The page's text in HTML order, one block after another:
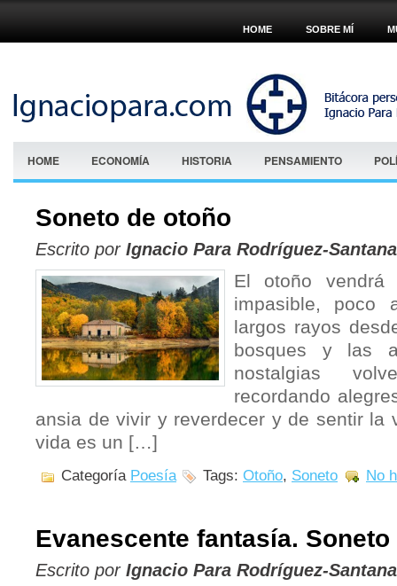
HOME SOBRE MÍ
HOME ECONOMÍA HISTORIA PENSAMIENTO
Soneto de otoño
Escrito por Ignacio Para Rodríguez-Santana
El otoño
impasible, poco
largos rayos
bosques y las
nostalgias
recordando
ansia de vivir y reverdecer y de sentir la
vida es un […]
Categoría Poesía Tags: Otoño, Soneto No
Evanescente fantasía. Soneto
Escrito por Ignacio Para Rodríguez-Santana